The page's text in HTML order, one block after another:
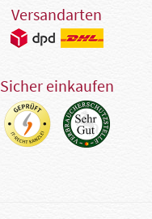
Versandarten
Sicher einkaufen